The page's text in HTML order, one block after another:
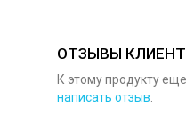
ОТЗЫВЫ
К этому продукту
написать отзыв